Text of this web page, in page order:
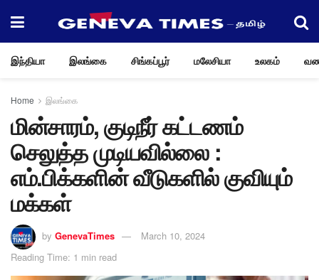
இந்தியா இலங்கை சிங்கப்பூர் மலேசியா உலகம்
Home இலங்கை
மின்சாரம், குடிநீர் கட்டணம்
செலுத்த முடியவில்லை :
எம்.பிக்களின் வீடுகளில் குவியும்
மக்கள்
by GenevaTimes
March 10, 2024
Reading Time: 1 min read